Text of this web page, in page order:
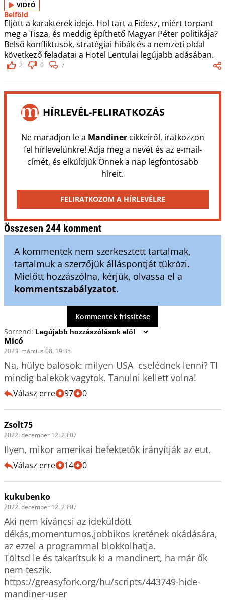
VIDEÓ
Belföld
Eljött a karakterek ideje. Hol tart a Fidesz, miért torpant
meg a Tisza, és meddig építhető Magyar Péter politikája?
Belső konfliktusok, stratégiai hibák és a nemzeti oldal
következő feladatai a Hotel Lentulai legújabb adásában.
2 0 7
HÍRLEVÉL-FELIRATKOZÁS
Ne maradjon le a Mandinercikkeiről, iratkozzon
fel hírlevelünkre! Adja meg a nevét és az e-mail-
címét, és elküldjük Önnek a nap legfontosabb
híreit.
FELIRATKOZOM A HÍRLEVÉLRE
Összesen 244 komment
A kommentek nem szerkesztett tartalmak,
tartalmuk a szerzőjük álláspontját tükrözi.
Mielőtt hozzászólna, kérjük, olvassa el a
kommentszabályzatot.
Kommentek frissítése
Sorrend:
Micó
2023. március 08. 19:38
Na, hülye balosok: milyen USA  cselédnek lenni? TI
mindig balekok vagytok. Tanulni kellett volna!
Válasz erre 97 0
Zsolt75
2022. december 12. 23:07
Ilyen, mikor amerikai befektetők irányítják az eut.
Válasz erre 14 0
kukubenko
2022. december 12. 23:07
Aki nem kíváncsi az ideküldött
dékás,momentumos,jobbikos kretének okádására,
az ezzel a programmal blokkolhatja.
Töltsd le és takarítsuk ki a mandinert, ha már ők
nem teszik.
https://greasyfork.org/hu/scripts/443749-hide-
mandiner-user